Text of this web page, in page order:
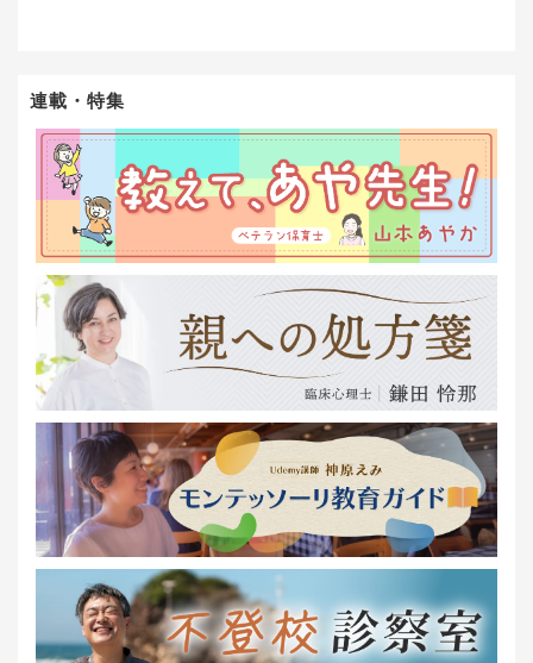
連載・特集